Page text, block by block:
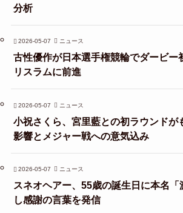
分析
2026-05-07 ニュース
古性優作が日本選手権競輪でダービー
リスラムに前進
2026-05-07 ニュース
小祝さくら、宮里藍との初ラウンドが
影響とメジャー戦への意気込み
2026-05-07 ニュース
スネオヘアー、55歳の誕生日に本名「
し感謝の言葉を発信